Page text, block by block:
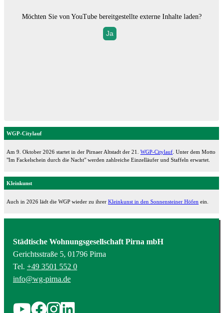
Möchten Sie von YouTubebereitgestellte externe Inhalte laden?
Ja
WGP-Citylauf
Am 9. Oktober 2026 startet in der Pirnaer Altstadt der 21. WGP-Citylauf . Unter dem Motto
"Im Fackelschein durch die Nacht" werden zahlreiche Einzelläufer und Staffeln erwartet.
Kleinkunst
Auch in 2026 lädt die WGP wieder zu ihrer Kleinkunst in den Sonnensteiner Höfen ein.
Städtische Wohnungsgesellschaft Pirna mbH
Gerichtsstraße 5, 01796 Pirna
Tel. +49 3501 552 0
info@wg-pirna.de